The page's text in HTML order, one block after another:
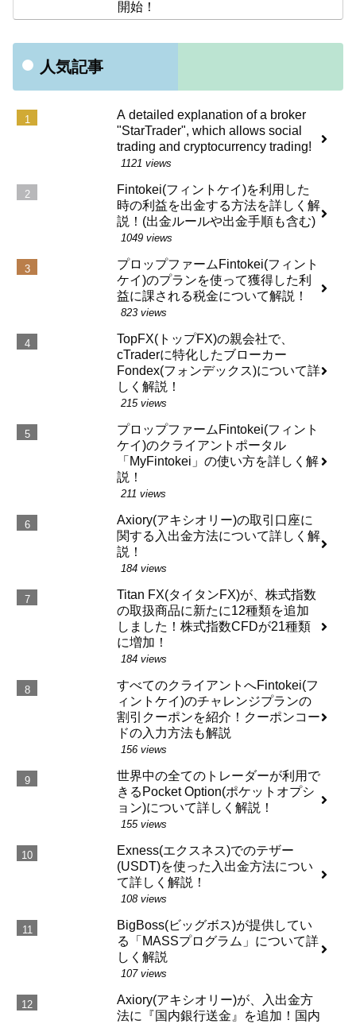
開始！
人気記事
A detailed explanation of a broker
"StarTrader", which allows social
trading and cryptocurrency trading!
1121 views
Fintokei(フィントケイ)を利用した
時の利益を出金する方法を詳しく解
説！(出金ルールや出金手順も含む)
1049 views
プロップファームFintokei(フィント
ケイ)のプランを使って獲得した利
益に課される税金について解説！
823 views
TopFX(トップFX)の親会社で、
cTraderに特化したブローカー
Fondex(フォンデックス)について詳
しく解説！
215 views
プロップファームFintokei(フィント
ケイ)のクライアントポータル
「MyFintokei」の使い方を詳しく解
説！
211 views
Axiory(アキシオリー)の取引口座に
関する入出金方法について詳しく解
説！
184 views
Titan FX(タイタンFX)が、株式指数
の取扱商品に新たに12種類を追加
しました！株式指数CFDが21種類
に増加！
184 views
すべてのクライアントへFintokei(フ
ィントケイ)のチャレンジプランの
割引クーポンを紹介！クーポンコー
ドの入力方法も解説
156 views
世界中の全てのトレーダーが利用で
きるPocket Option(ポケットオプシ
ョン)について詳しく解説！
155 views
Exness(エクスネス)でのテザー
(USDT)を使った入出金方法につい
て詳しく解説！
108 views
BigBoss(ビッグボス)が提供してい
る「MASSプログラム」について詳
しく解説
107 views
Axiory(アキシオリー)が、入出金方
法に『国内銀行送金』を追加！国内